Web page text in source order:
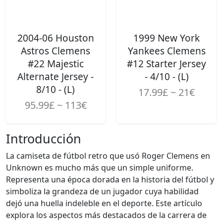
2004-06 Houston
Astros Clemens
#22 Majestic
Alternate Jersey -
8/10 - (L)
95.99£ ~ 113€
1999 New York
Yankees Clemens
#12 Starter Jersey
- 4/10 - (L)
17.99£ ~ 21€
Introducción
La camiseta de fútbol retro que usó Roger Clemens en
Unknown es mucho más que un simple uniforme.
Representa una época dorada en la historia del fútbol y
simboliza la grandeza de un jugador cuya habilidad
dejó una huella indeleble en el deporte. Este artículo
explora los aspectos más destacados de la carrera de